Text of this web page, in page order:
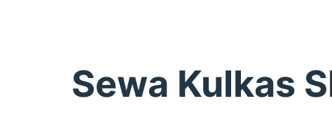
Sewa Kulkas